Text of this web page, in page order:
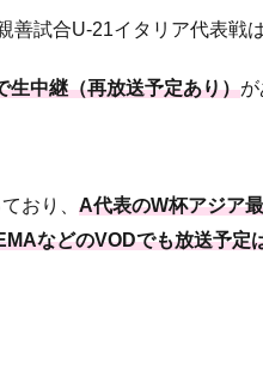
試合U-21イタリア代表戦は
生中継（再放送予定あり）が
おり、 A代表のW杯アジア
などのVODでも放送予定